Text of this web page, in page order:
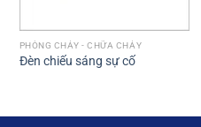
PHÒNG CHÁY - CHỮA CHÁY
Đèn chiếu sáng sự cố